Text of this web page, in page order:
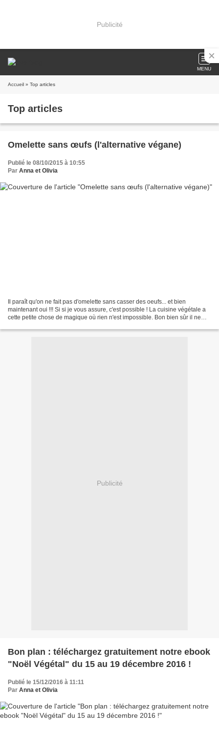
Publicité
MENU
Accueil » Top articles
Top articles
Omelette sans œufs (l'alternative végane)
Publié le 08/10/2015 à 10:55
Par Anna et Olivia
Il paraît qu'on ne fait pas d'omelette sans casser des oeufs... et bien
maintenant oui !!! Si si je vous assure, c'est possible ! La cuisine végétale a
cette petite chose de magique où rien n'est impossible. Bon bien sûr il ne
Publicité
Bon plan : téléchargez gratuitement notre ebook
"Noël Végétal" du 15 au 19 décembre 2016 !
Publié le 15/12/2016 à 11:11
Par Anna et Olivia